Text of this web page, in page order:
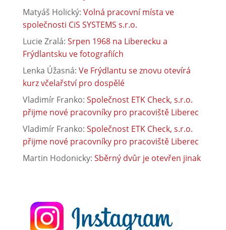
Matyáš Holický: Volná pracovní místa ve
společnosti CiS SYSTEMS s.r.o.
Lucie Zralá: Srpen 1968 na Liberecku a
Frýdlantsku ve fotografiích
Lenka Úžasná: Ve Frýdlantu se znovu otevírá
kurz včelařství pro dospělé
Vladimír Franko: Společnost ETK Check, s.r.o.
přijme nové pracovníky pro pracoviště Liberec
Vladimír Franko: Společnost ETK Check, s.r.o.
přijme nové pracovníky pro pracoviště Liberec
Martin Hodonicky: Sběrný dvůr je otevřen jinak